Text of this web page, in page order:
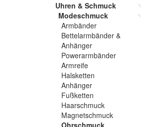
Uhren & Schmuck
Modeschmuck
Armbänder
Bettelarmbänder &
Anhänger
Powerarmbänder
Armreife
Halsketten
Anhänger
Fußketten
Haarschmuck
Magnetschmuck
Ohrschmuck